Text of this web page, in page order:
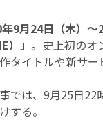
9月24日（木）
）」。 史上初のオ
タイトルや新サー
では、9月25日22
する。